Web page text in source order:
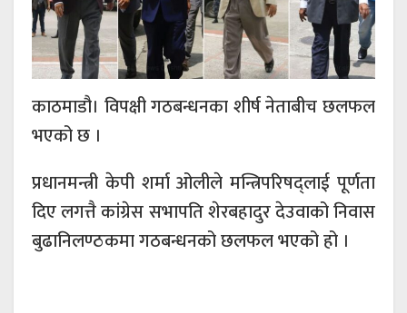
काठमाडौ। विपक्षी गठबन्धनका शीर्ष नेताबीच छलफल
भएको छ ।
प्रधानमन्त्री केपी शर्मा ओलीले मन्त्रिपरिषद्लाई पूर्णता
दिए लगत्तै कांग्रेस सभापति शेरबहादुर देउवाको निवास
बुढानिलण्ठकमा गठबन्धनको छलफल भएको हो ।